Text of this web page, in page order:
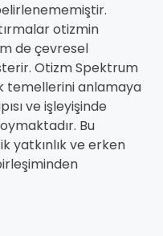
otizmin
de çevresel
Otizm Spektrum
temellerini anlamaya
ve işleyişinde
Bu
yatkınlık ve erken